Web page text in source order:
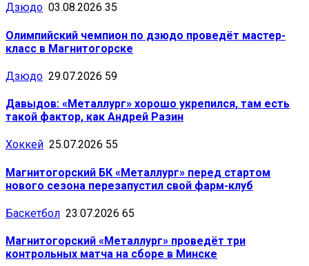
Дзюдо 03.08.2026 35
Олимпийский чемпион по дзюдо проведёт мастер-
класс в Магнитогорске
Дзюдо 29.07.2026 59
Давыдов: «Металлург» хорошо укрепился, там есть
такой фактор, как Андрей Разин
Хоккей 25.07.2026 55
Магнитогорский БК «Металлург» перед стартом
нового сезона перезапустил свой фарм-клуб
Баскетбол 23.07.2026 65
Магнитогорский «Металлург» проведёт три
контрольных матча на сборе в Минске